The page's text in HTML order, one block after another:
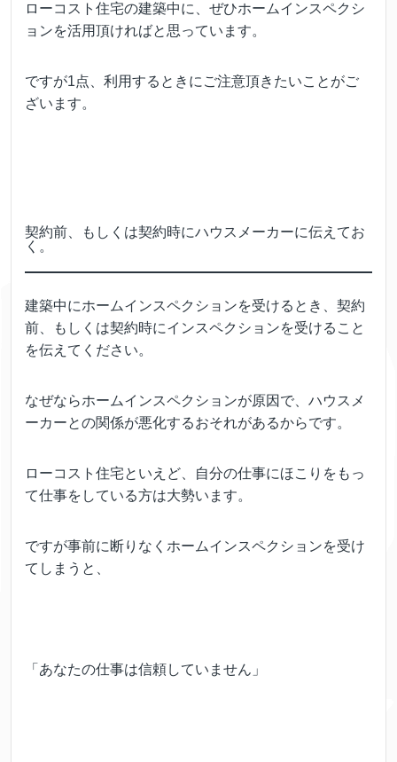
ローコスト住宅の建築中に、ぜひホームインスペクシ
ョンを活用頂ければと思っています。
ですが1点、利用するときにご注意頂きたいことがご
ざいます。
契約前、もしくは契約時にハウスメーカーに伝えてお
く。
建築中にホームインスペクションを受けるとき、契約
前、もしくは契約時にインスペクションを受けること
を伝えてください。
なぜならホームインスペクションが原因で、ハウスメ
ーカーとの関係が悪化するおそれがあるからです。
ローコスト住宅といえど、自分の仕事にほこりをもっ
て仕事をしている方は大勢います。
ですが事前に断りなくホームインスペクションを受け
てしまうと、
「あなたの仕事は信頼していません」